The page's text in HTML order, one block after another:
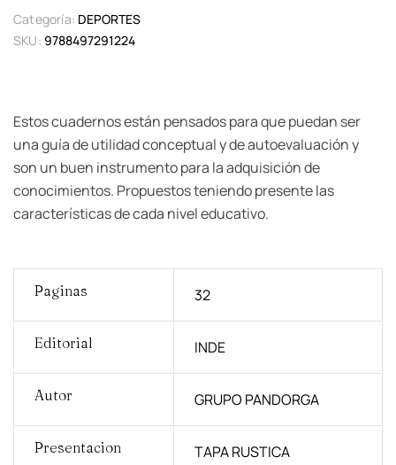
Categoría: DEPORTES
SKU: 9788497291224
Estos cuadernos están pensados para que puedan ser
una guía de utilidad conceptual y de autoevaluación y
son un buen instrumento para la adquisición de
conocimientos. Propuestos teniendo presente las
características de cada nivel educativo.
Paginas 32
Editorial INDE
Autor GRUPO PANDORGA
Presentacion TAPA RUSTICA